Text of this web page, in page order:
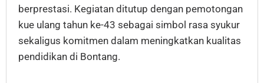
berprestasi. Kegiatan ditutup dengan pemotongan
kue ulang tahun ke-43 sebagai simbol rasa syukur
sekaligus komitmen dalam meningkatkan kualitas
pendidikan di Bontang.